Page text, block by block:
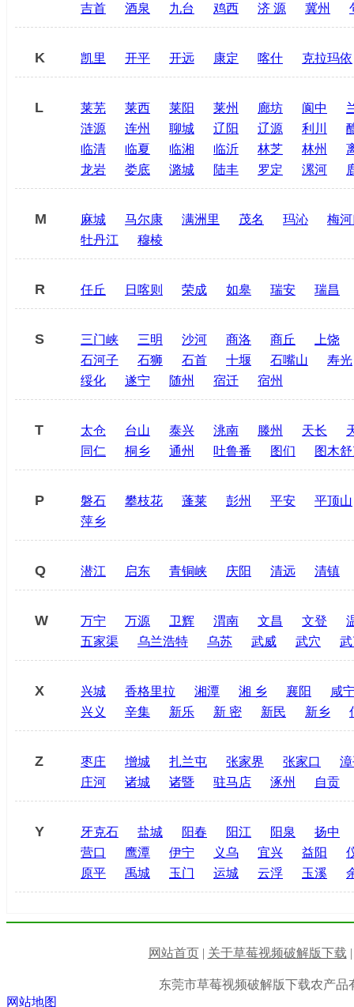
吉首
酒泉 九台 鸡西 济 源 冀州
K 凯里 开平 开远 康定 喀什 克拉玛依
L 莱芜 莱西 莱阳 莱州 廊坊 阆中
涟源
连州 聊城 辽阳 辽源 利川
临清
临夏 临湘 临沂 林芝 林州
龙岩
娄底 潞城 陆丰 罗定 漯河
M 麻城 马尔康 满洲里 茂名 玛沁
梅
牡丹江
穆棱
R 任丘 日喀则 荣成 如皋 瑞安 瑞昌
S 三门峡 三明 沙河 商洛 商丘
上饶
石河子
石狮 石首 十堰 石嘴山
寿光
绥化
遂宁 随州 宿迁 宿州
T 太仓 台山 泰兴 洮南 滕州 天长
同仁
桐乡 通州 吐鲁番 图们 图木
P 磐石 攀枝花 蓬莱 彭州 平安
平顶山
萍乡
Q 潜江 启东 青铜峡 庆阳 清远 清镇
W 万宁 万源 卫辉 渭南 文昌 文登
五家渠
乌兰浩特 乌苏 武威 武穴
X 兴城 香格里拉 湘潭 湘 乡 襄阳
咸
兴义
辛集 新乐 新 密 新民 新乡
Z 枣庄 增城 扎兰屯 张家界 张家口
庄河
诸城 诸暨 驻马店 涿州 自贡
Y 牙克石 盐城 阳春 阳江 阳泉
扬中
营口
鹰潭 伊宁 义乌 宜兴 益阳
原平
禹城 玉门 运城 云浮 玉溪
网站首页| 关于草莓视频破解版下载
东莞市草莓视频破解版下载农产
网站地图